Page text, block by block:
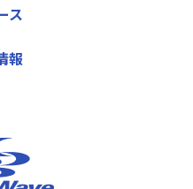
ス
報